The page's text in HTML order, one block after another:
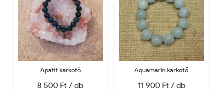
Apatit karkötő
8 500 Ft / db
Aquamarin karkötő
11 900 Ft / db